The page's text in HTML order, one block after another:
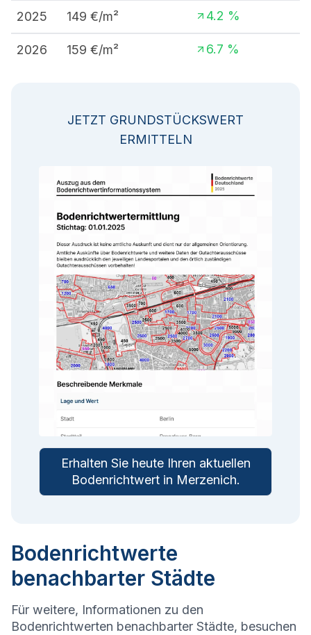
2025 149 €/m² 4.2 %
2026 159 €/m² 6.7 %
JETZT GRUNDSTÜCKSWERT
ERMITTELN
Erhalten Sie heute Ihren aktuellen
Bodenrichtwert in Merzenich.
Bodenrichtwerte
benachbarter Städte
Für weitere, Informationen zu den
Bodenrichtwerten benachbarter Städte, besuchen